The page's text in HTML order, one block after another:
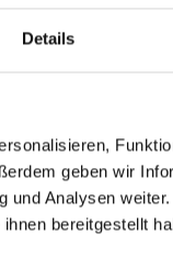
Details
geben wir
Analysen
bereitgestellt
Pfarrer
Wohl ist
Untere Au.
mehr an
rückgebaut